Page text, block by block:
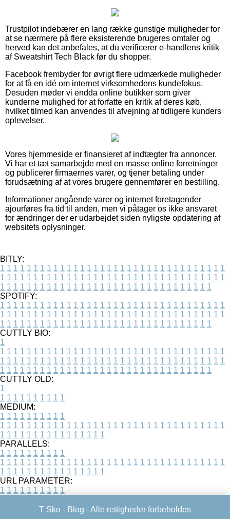
Trustpilot indebærer en lang række gunstige muligheder for
at se nærmere på flere eksisterende brugeres omtaler og
herved kan det anbefales, at du verificerer e-handlens kritik
af Sweatshirt Tech Black før du shopper.
Facebook frembyder for øvrigt flere udmærkede muligheder
for at få en idé om internet virksomhedens kundefokus.
Desuden møder vi endda online butikker som giver
kunderne mulighed for at forfatte en kritik af deres køb,
hvilket tilmed kan anvendes til afvejning af tidligere kunders
oplevelser.
Vores hjemmeside er finansieret af indtægter fra annoncer.
Vi har et tæt samarbejde med en masse online forretninger
og publicerer firmaernes varer, og tjener betaling under
forudsætning af at vores brugere gennemfører en bestilling.
Informationer angående varer og internet foretagender
ajourføres fra tid til anden, men vi påtager os ikke ansvaret
for ændringer der er udarbejdet siden nyligste opdatering af
websitets oplysninger.
BITLY:
1 1 1 1 1 1 1 1 1 1 1 1 1 1 1 1 1 1 1 1 1 1 1 1 1 1 1 1 1 1 1 1 1 1
1 1 1 1 1 1 1 1 1 1 1 1 1 1 1 1 1 1 1 1 1 1 1 1 1 1 1 1 1 1 1 1 1 1
1 1 1 1 1 1 1 1 1 1 1 1 1 1 1 1 1 1 1 1 1 1 1 1 1 1 1 1 1 1 1 1
SPOTIFY:
1 1 1 1 1 1 1 1 1 1 1 1 1 1 1 1 1 1 1 1 1 1 1 1 1 1 1 1 1 1 1 1 1 1
1 1 1 1 1 1 1 1 1 1 1 1 1 1 1 1 1 1 1 1 1 1 1 1 1 1 1 1 1 1 1 1 1 1
1 1 1 1 1 1 1 1 1 1 1 1 1 1 1 1 1 1 1 1 1 1 1 1 1 1 1 1 1 1 1 1
CUTTLY BIO:
1
1 1 1 1 1 1 1 1 1 1 1 1 1 1 1 1 1 1 1 1 1 1 1 1 1 1 1 1 1 1 1 1 1 1
1 1 1 1 1 1 1 1 1 1 1 1 1 1 1 1 1 1 1 1 1 1 1 1 1 1 1 1 1 1 1 1 1 1
1 1 1 1 1 1 1 1 1 1 1 1 1 1 1 1 1 1 1 1 1 1 1 1 1 1 1 1 1 1 1 1
CUTTLY OLD:
1
1 1 1 1 1 1 1 1 1 1
MEDIUM:
1 1 1 1 1 1 1 1 1 1
1 1 1 1 1 1 1 1 1 1 1 1 1 1 1 1 1 1 1 1 1 1 1 1 1 1 1 1 1 1 1 1 1 1
1 1 1 1 1 1 1 1 1 1 1 1 1 1 1 1
PARALLELS:
1 1 1 1 1 1 1 1 1 1
1 1 1 1 1 1 1 1 1 1 1 1 1 1 1 1 1 1 1 1 1 1 1 1 1 1 1 1 1 1 1 1 1 1
1 1 1 1 1 1 1 1 1 1 1 1 1 1 1 1
URL PARAMETER:
1 1 1 1 1 1 1 1 1 1
T Sko - Blog - Alle rettigheder forbeholdes